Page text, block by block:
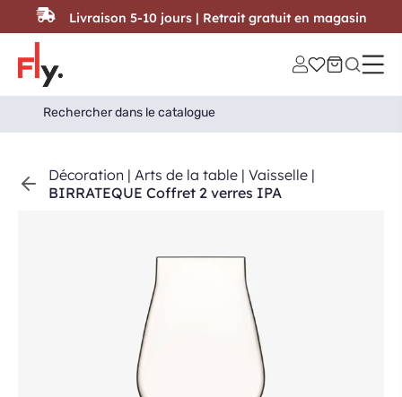
Passer au contenu
Search
for:
Search Button
Décoration | Arts de la table | Vaisselle |
BIRRATEQUE Coffret 2 verres IPA
Livraison 5-10 jours | Retrait gratuit en magasin